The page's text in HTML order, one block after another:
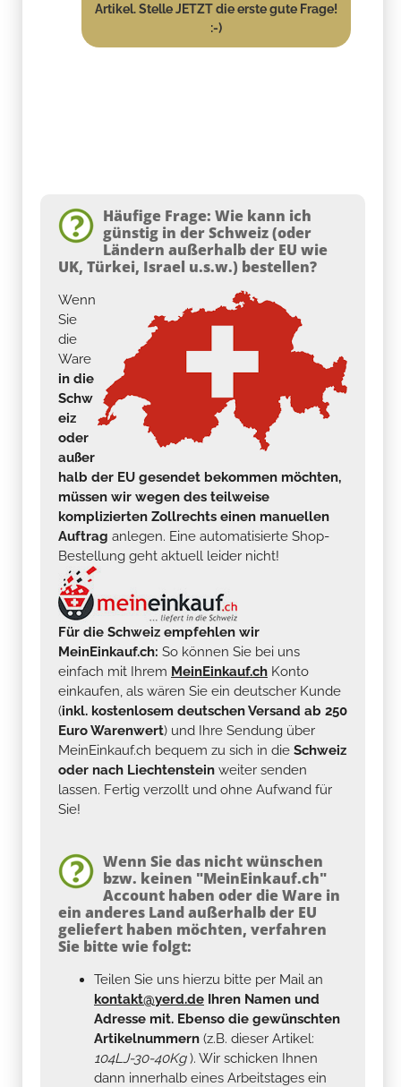
Artikel. Stelle JETZT die erste gute Frage!
:-)
Häufige Frage: Wie kann ich
günstig in der Schweiz (oder
Ländern außerhalb der EU wie
UK, Türkei, Israel u.s.w.) bestellen?
Wenn
Sie
die
Ware
in die
Schw
eiz
oder
außer
halb der EU gesendet bekommen möchten,
müssen wir wegen des teilweise
komplizierten Zollrechts einen manuellen
Auftrag anlegen. Eine automatisierte Shop-
Bestellung geht aktuell leider nicht!
Für die Schweiz empfehlen wir
MeinEinkauf.ch: So können Sie bei uns
einfach mit Ihrem MeinEinkauf.ch Konto
einkaufen, als wären Sie ein deutscher Kunde
(inkl. kostenlosem deutschen Versand ab 250
Euro Warenwert) und Ihre Sendung über
MeinEinkauf.ch bequem zu sich in die Schweiz
oder nach Liechtenstein weiter senden
lassen. Fertig verzollt und ohne Aufwand für
Sie!
Wenn Sie das nicht wünschen
bzw. keinen "MeinEinkauf.ch"
Account haben oder die Ware in
ein anderes Land außerhalb der EU
geliefert haben möchten, verfahren
Sie bitte wie folgt:
Teilen Sie uns hierzu bitte per Mail an
kontakt@yerd.de Ihren Namen und
Adresse mit. Ebenso die gewünschten
Artikelnummern (z.B. dieser Artikel:
104LJ-30-40Kg). Wir schicken Ihnen
dann innerhalb eines Arbeitstages ein